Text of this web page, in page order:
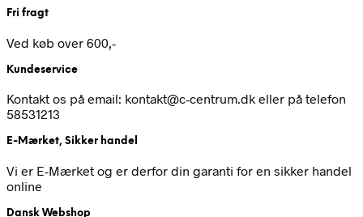
Fri fragt
Ved køb over 600,-
Kundeservice
Kontakt os på email: kontakt@c-centrum.dk eller på telefon
58531213
E-Mærket, Sikker handel
Vi er E-Mærket og er derfor din garanti for en sikker handel
online
Dansk Webshop